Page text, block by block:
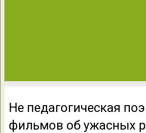
Не педагогическая
фильмов об ужасных